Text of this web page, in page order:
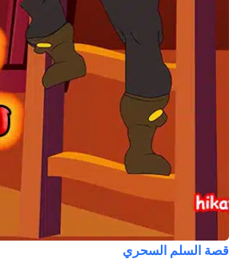
قصة السلم السحري